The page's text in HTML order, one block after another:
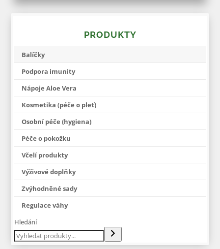
PRODUKTY
Balíčky
Podpora imunity
Nápoje Aloe Vera
Kosmetika (péče o pleť)
Osobní péče (hygiena)
Péče o pokožku
Včelí produkty
Výživové doplňky
Zvýhodněné sady
Regulace váhy
Hledání